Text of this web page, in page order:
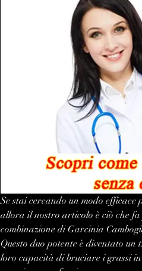
Se stai cercando un modo efficace
allora il nostro articolo è ciò che
combinazione di Garcinia
Questo duo potente è diventato
loro capacità di bruciare i grassi